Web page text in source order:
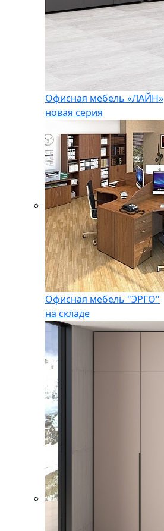
Офисная мебель «ЛАЙН»
новая серия
Офисная мебель "ЭРГО"
на складе